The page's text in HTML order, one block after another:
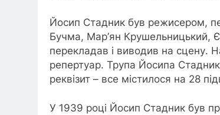
Йосип Стадник був режисером,
Бучма, Мар’ян Крушельницький,
перекладав і виводив на сцену.
репертуар. Трупа Йосипа
реквізит – все містилося на 28
У 1939 році Йосип Стадник був